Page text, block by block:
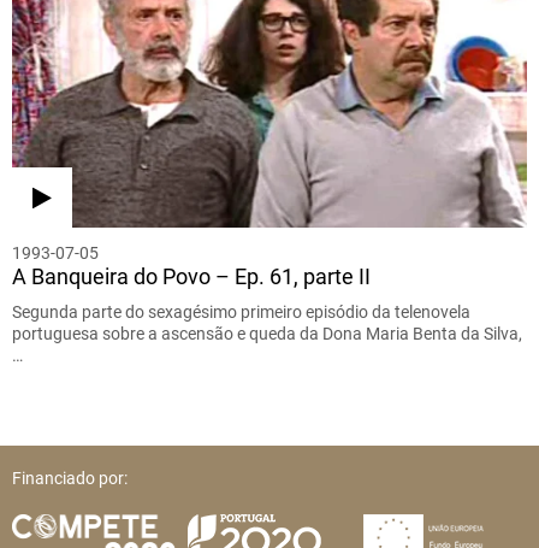
1993-07-05
A Banqueira do Povo – Ep. 61, parte II
Segunda parte do sexagésimo primeiro episódio da telenovela
portuguesa sobre a ascensão e queda da Dona Maria Benta da Silva,
…
Financiado por: